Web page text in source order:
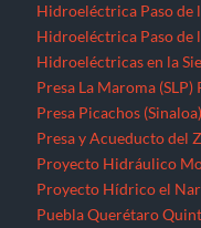
Hidroeléctrica Paso de
Hidroeléctrica Paso de
Hidroeléctricas en la
Presa La Maroma (SLP)
Presa Picachos (Sinaloa)
Presa y Acueducto del
Proyecto Hidráulico
Proyecto Hídrico el
Puebla Querétaro